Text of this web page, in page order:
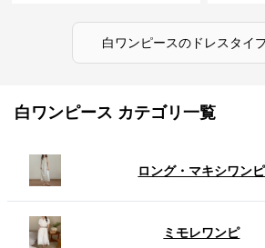
白ワンピースのドレスタイ
白ワンピース カテゴリ一覧
ロング・マキシワンピ
ミモレワンピ